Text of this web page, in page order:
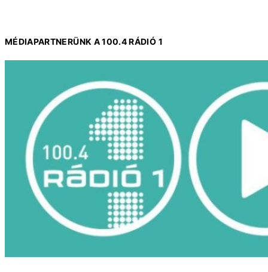
MÉDIAPARTNERÜNK A 100.4 RÁDIÓ 1